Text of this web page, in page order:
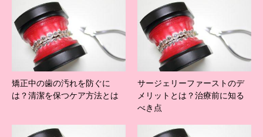
矯正中の歯の汚れを防ぐに
は？清潔を保つケア方法とは
サージェリーファーストのデ
メリットとは？治療前に知る
べき点